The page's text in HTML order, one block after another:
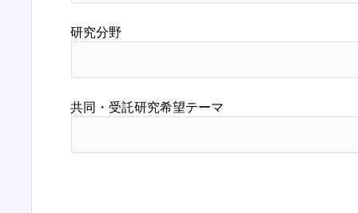
研究分野
共同・受託研究希望テーマ